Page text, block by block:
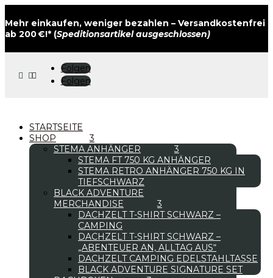
Mehr einkaufen, weniger bezahlen – Versandkostenfrei
ab 200 €!* (Speditionsartikel ausgeschlossen)
 
Folgen
Folgen
STARTSEITE
SHOP
STEMA ANHÄNGER
STEMA FT 750 KG ANHÄNGER
STEMA RETRO ANHÄNGER 750 KG IN
TIEFSCHWARZ
BLACK ADVENTURE
MERCHANDISE
DACHZELT T-SHIRT SCHWARZ –
CAMPING
DACHZELT T-SHIRT SCHWARZ –
„ABENTEUER AN, ALLTAG AUS“
DACHZELT CAMPING EDELSTAHLTASSE
BLACK ADVENTURE SIGNATURE SET